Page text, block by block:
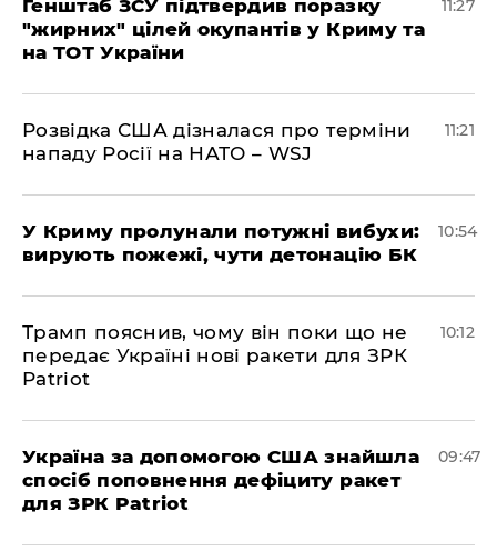
Генштаб ЗСУ підтвердив поразку
"жирних" цілей окупантів у Криму та
на ТОТ України
11:27
Розвідка США дізналася про терміни
нападу Росії на НАТО – WSJ
11:21
У Криму пролунали потужні вибухи:
вирують пожежі, чути детонацію БК
10:54
Трамп пояснив, чому він поки що не
передає Україні нові ракети для ЗРК
Patriot
10:12
Україна за допомогою США знайшла
спосіб поповнення дефіциту ракет
для ЗРК Patriot
09:47